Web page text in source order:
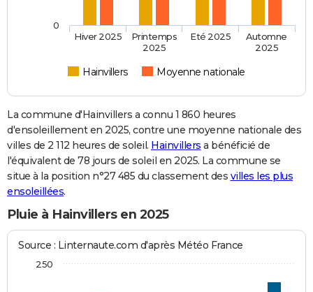
Hainvillers Moyenne nationale
Hiver 2025
Printemps
2025
Eté 2025
Automne
2025
0
La commune d'Hainvillers a connu 1 860 heures
d'ensoleillement en 2025, contre une moyenne nationale des
villes de 2 112 heures de soleil. Hainvillers a bénéficié de
l'équivalent de 78 jours de soleil en 2025. La commune se
situe à la position n°27 485 du classement des villes les plus
ensoleillées.
Pluie à Hainvillers en 2025
Source : Linternaute.com d'après Météo France
250